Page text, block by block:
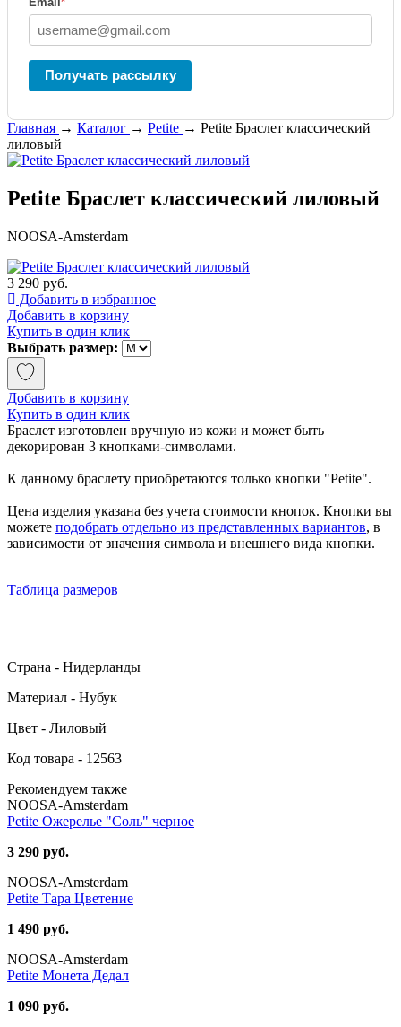
Получать рассылку
Главная → Каталог → Petite → Petite Браслет классический
лиловый
Petite Браслет классический лиловый
NOOSA-Amsterdam
3 290 руб.
Добавить в избранное
Добавить в корзину
Купить в один клик
Выбрать размер:
Добавить в корзину
Купить в один клик
Браслет изготовлен вручную из кожи и может быть
декорирован 3 кнопками-символами.
К данному браслету приобретаются только кнопки "Petite".
Цена изделия указана без учета стоимости кнопок. Кнопки вы
можете подобрать отдельно из представленных вариантов, в
зависимости от значения символа и внешнего вида кнопки.
Таблица размеров
Страна - Нидерланды
Материал - Нубук
Цвет - Лиловый
Код товара - 12563
Рекомендуем также
NOOSA-Amsterdam
Petite Ожерелье "Соль" черное
3 290 руб.
NOOSA-Amsterdam
Petite Тара Цветение
1 490 руб.
NOOSA-Amsterdam
Petite Монета Дедал
1 090 руб.